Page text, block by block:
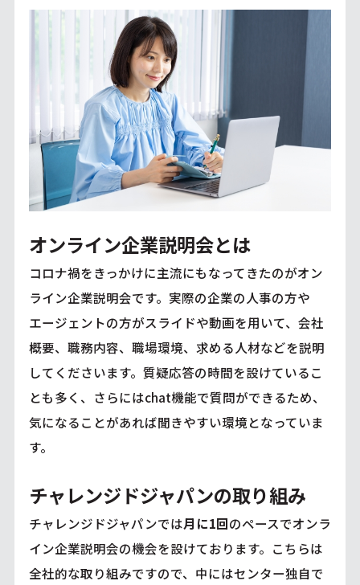
オンライン企業説明会とは
コロナ禍をきっかけに主流にもなってきたのがオン
ライン企業説明会です。実際の企業の人事の方や
エージェントの方がスライドや動画を用いて、会社
概要、職務内容、職場環境、求める人材などを説明
してくださいます。質疑応答の時間を設けているこ
とも多く、さらにはchat機能で質問ができるため、
気になることがあれば聞きやすい環境となっていま
す。
チャレンジドジャパンの取り組み
チャレンジドジャパンでは月に1回のペースでオンラ
イン企業説明会の機会を設けております。こちらは
全社的な取り組みですので、中にはセンター独自で